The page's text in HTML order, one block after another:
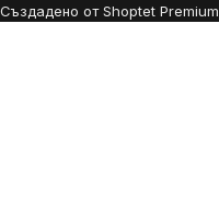
Създадено от Shoptet Premium